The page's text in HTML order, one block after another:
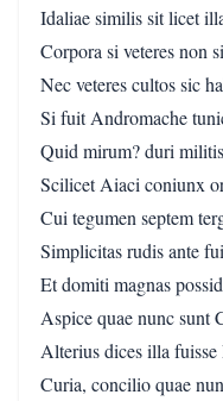
Idaliae similis sit licet
Corpora si veteres non
Nec veteres cultos sic
Si fuit Andromache
Quid mirum? duri
Scilicet Aiaci coniunx
Cui tegumen septem
Simplicitas rudis ante
Et domiti magnas
Aspice quae nunc sunt
Alterius dices illa fuisse
Curia, concilio quae